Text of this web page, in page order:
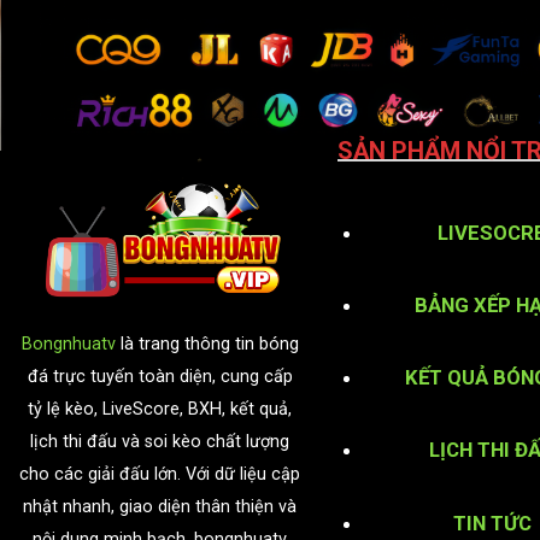
Bongnhuatvlà trang thông tin bóng
đá trực tuyến toàn diện, cung cấp
tỷ lệ kèo, LiveScore, BXH, kết quả,
lịch thi đấu và soi kèo chất lượng
cho các giải đấu lớn. Với dữ liệu cập
nhật nhanh, giao diện thân thiện và
SẢN PHẨM NỔI
BẢNG XẾP
KẾT QUẢ
LỊCH THI
TIN TỨC